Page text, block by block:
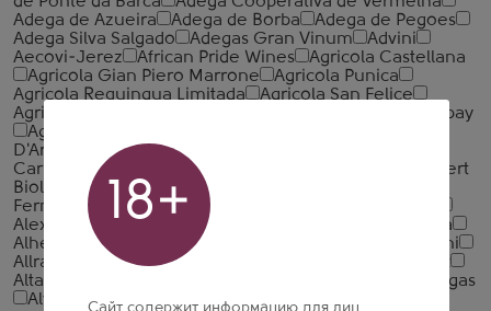
Adega de Azueira
Adega de Borba
Adega de Pegoes
Adega Silva Salgado
Adegas Gran Vinum
Advini
Aecovi-Jerez
African Pride Wines
Agricola Castellana
Agricola Gian Piero Marrone
Agricola Punica
Agricola Requingua Limitada
Agricola San Felice
Agricoltori del Chianti Geografico
Aguaribay
Agusti Torello Mata
D'Arques
Aixala I Alcait
Carrisi
Al-Cantara Alain Graillot
Albert
Biollaz
Alberto Burzi Albino Armani
Fernandez
Aleksic Alessandro Viola
Alexandre Bonnet
Alexis Lichine
Algazarra
Alheit Vineyards
Alianca
Allegrini
Allram
Alma Romana
Alphonse Mellot
Alta Vista
Altos Las Hormigas
Alvaro Palacios
Alves de Sousa
18+
Сайт содержит информацию для лиц